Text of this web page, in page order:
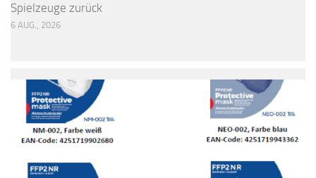
Spielzeuge zurück
6 AUG., 2026